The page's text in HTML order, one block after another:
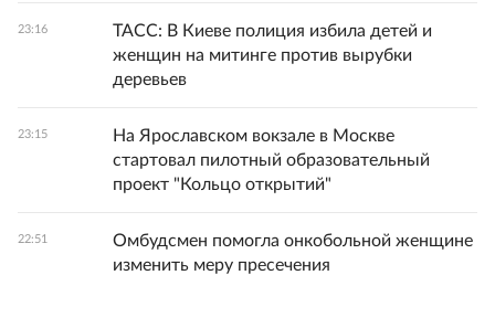
23:16
ТАСС: В Киеве полиция избила детей и
женщин на митинге против вырубки
деревьев
23:15
На Ярославском вокзале в Москве
стартовал пилотный образовательный
проект "Кольцо открытий"
22:51
Омбудсмен помогла онкобольной женщине
изменить меру пресечения